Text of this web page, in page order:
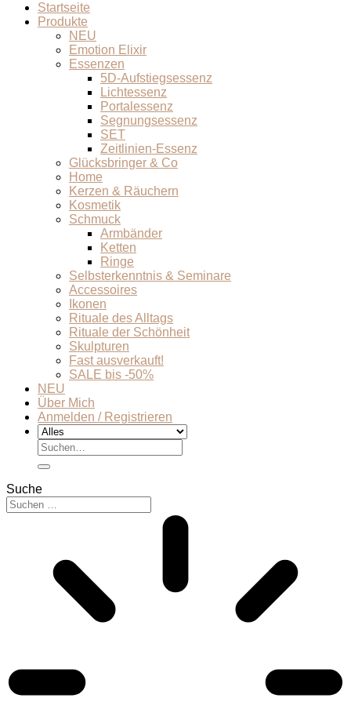
Startseite
Produkte
NEU
Emotion Elixir
Essenzen
5D-Aufstiegsessenz
Lichtessenz
Portalessenz
Segnungsessenz
SET
Zeitlinien-Essenz
Glücksbringer & Co
Home
Kerzen & Räuchern
Kosmetik
Schmuck
Armbänder
Ketten
Ringe
Selbsterkenntnis & Seminare
Accessoires
Ikonen
Rituale des Alltags
Rituale der Schönheit
Skulpturen
Fast ausverkauft!
SALE bis -50%
NEU
Über Mich
Anmelden / Registrieren
Suchen
nach:
Suche